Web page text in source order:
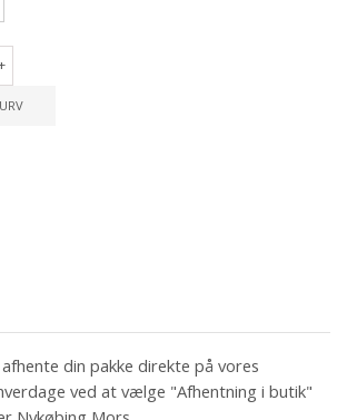
din pakke direkte på vores
ved at vælge "Afhentning i butik"